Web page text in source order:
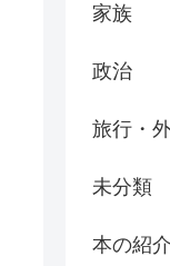
家族
政治
旅行・
未分類
本の紹介